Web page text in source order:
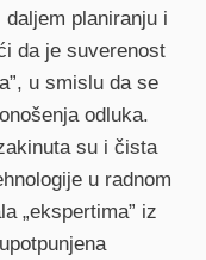
planiranju i
da je suverenost
u smislu da se
odluka.
su i čista
u radnom
„ekspertima” iz